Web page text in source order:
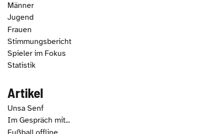
Männer
Jugend
Frauen
Stimmungsbericht
Spieler im Fokus
Statistik
Artikel
Unsa Senf
Im Gespräch mit...